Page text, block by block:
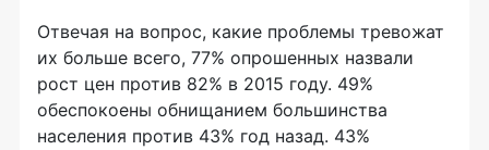
Отвечая на вопрос, какие проблемы тревожат
их больше всего, 77% опрошенных назвали
рост цен против 82% в 2015 году. 49%
обеспокоены обнищанием большинства
населения против 43% год назад. 43%